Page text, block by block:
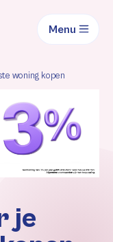
Menu
woning kopen
je